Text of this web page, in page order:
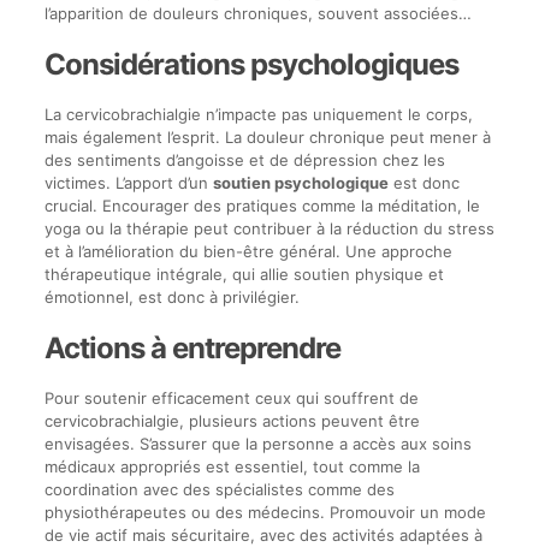
l’apparition de douleurs chroniques, souvent associées…
Considérations psychologiques
La cervicobrachialgie n’impacte pas uniquement le corps,
mais également l’esprit. La douleur chronique peut mener à
des sentiments d’angoisse et de dépression chez les
victimes. L’apport d’un soutien psychologiqueest donc
crucial. Encourager des pratiques comme la méditation, le
yoga ou la thérapie peut contribuer à la réduction du stress
et à l’amélioration du bien-être général. Une approche
thérapeutique intégrale, qui allie soutien physique et
émotionnel, est donc à privilégier.
Actions à entreprendre
Pour soutenir efficacement ceux qui souffrent de
cervicobrachialgie, plusieurs actions peuvent être
envisagées. S’assurer que la personne a accès aux soins
médicaux appropriés est essentiel, tout comme la
coordination avec des spécialistes comme des
physiothérapeutes ou des médecins. Promouvoir un mode
de vie actif mais sécuritaire, avec des activités adaptées à